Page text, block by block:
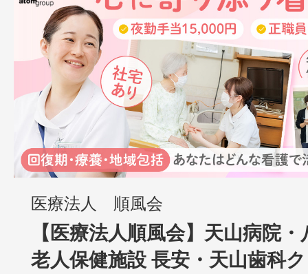
医療法人 順風会
【医療法人順風会】天山病院
老人保健施設 長安・天山歯科